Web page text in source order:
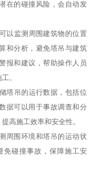
在的碰撞风险，会自动发
以监测周围建筑物的位置
和分析，避免塔吊与建筑
报和建议，帮助操作人员
。
塔吊的运行数据，包括位
据可以用于事故调查和分
高施工效率和安全性。
周围环境和塔吊的运动状
免碰撞事故，保障施工安